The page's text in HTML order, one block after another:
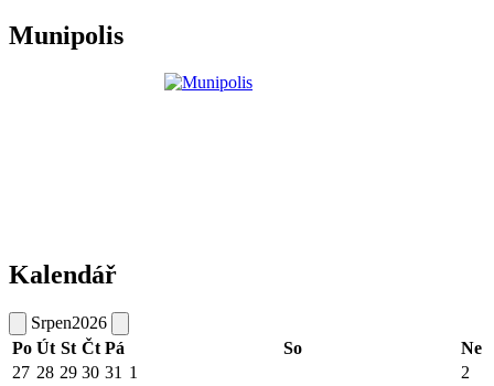
Munipolis
Kalendář
Srpen2026
Po Út St Čt Pá So
Ne
27 28 29 30 31 1 2